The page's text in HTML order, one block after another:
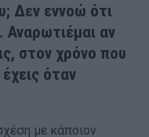
Δεν εννοώ ότι
Αναρωτιέμαι αν
στον χρόνο που
όταν
με κάποιον